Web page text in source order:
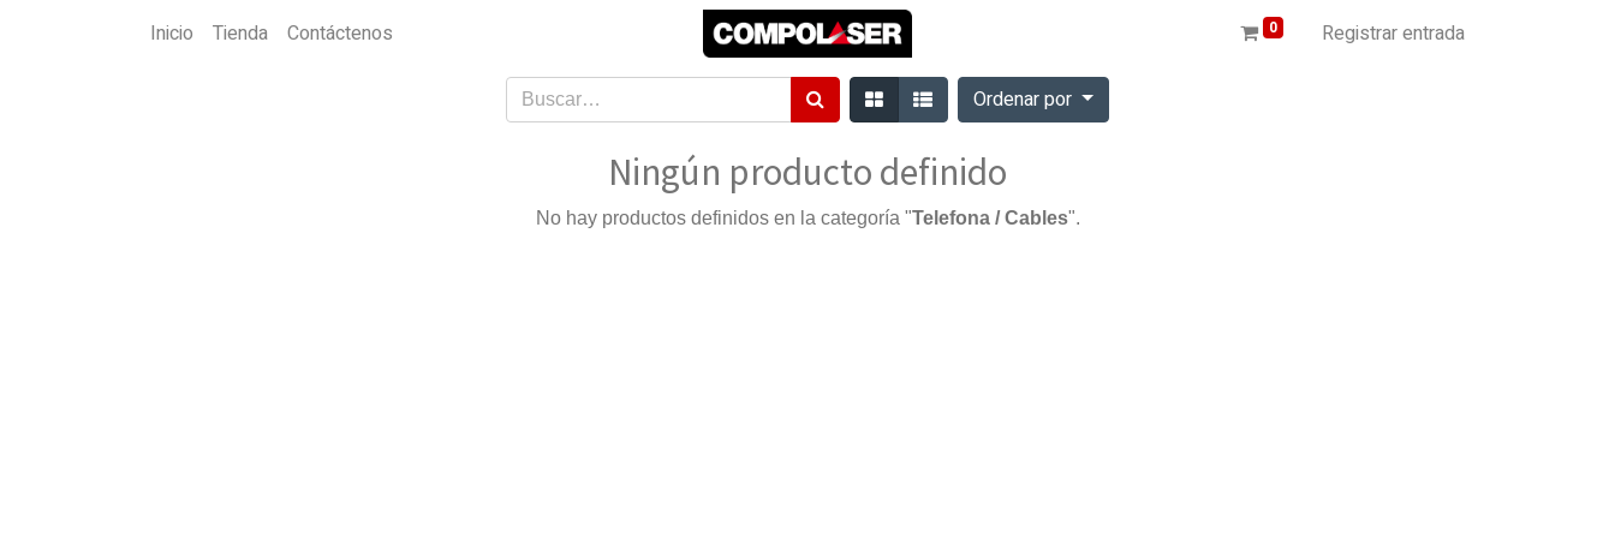
Inicio Tienda Contáctenos 0 Registrar entrada
Ordenar por
Ningún producto definido
No hay productos definidos en la categoría "Telefona / Cables".